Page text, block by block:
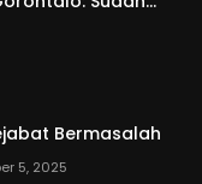
Bermasalah
5, 2025